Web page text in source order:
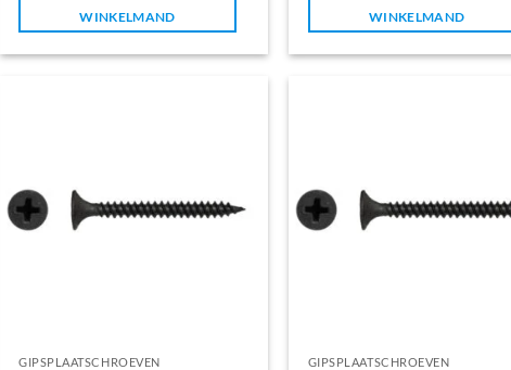
WINKELMAND
WINKELMAND
GIPSPLAATSCHROEVEN GIPSPLAATSCHROEVEN